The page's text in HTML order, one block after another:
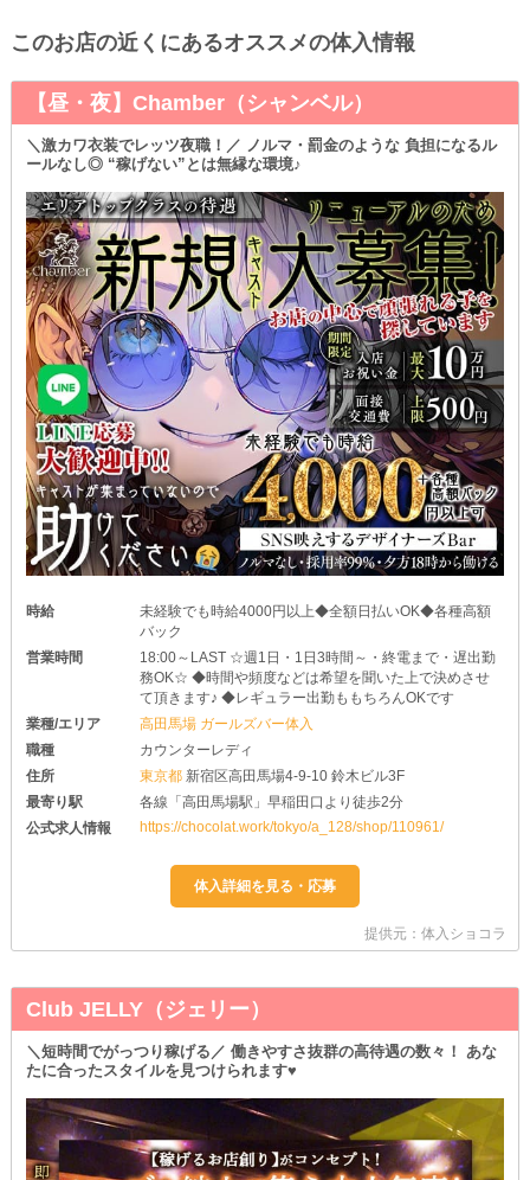
このお店の近くにあるオススメの体入情報
【昼・夜】Chamber（シャンベル）
＼激カワ衣装でレッツ夜職！／ ノルマ・罰金のような 負担になるル
ールなし◎ “稼げない”とは無縁な環境♪
時給
未経験でも時給4000円以上◆全額日払いOK◆各種高額
バック
営業時間
18:00～LAST ☆週1日・1日3時間～・終電まで・遅出勤
務OK☆ ◆時間や頻度などは希望を聞いた上で決めさせ
て頂きます♪ ◆レギュラー出勤ももちろんOKです
業種/エリア
高田馬場 ガールズバー体入
職種
カウンターレディ
住所
東京都 新宿区高田馬場4-9-10 鈴木ビル3F
最寄り駅
各線「高田馬場駅」早稲田口より徒歩2分
公式求人情報
https://chocolat.work/tokyo/a_128/shop/110961/
提供元：体入ショコラ
Club JELLY（ジェリー）
＼短時間でがっつり稼げる／ 働きやすさ抜群の高待遇の数々！ あな
たに合ったスタイルを見つけられます♥